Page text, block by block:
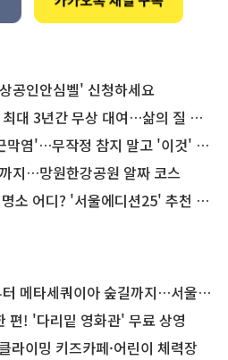
공인안심벨' 신청하세요
3년간 무상 대여…삶의 질 높인다
'…무작정 참지 말고 '이것' 해보세요!
지…망원한강공원 알짜 코스
어디? '서울에디션25' 추천 코스
세쿼이아 숲길까지…서울둘레길 15코스
편! '다리밑 영화관' 무료 상영
라이밍 키즈카페·어린이 체력장